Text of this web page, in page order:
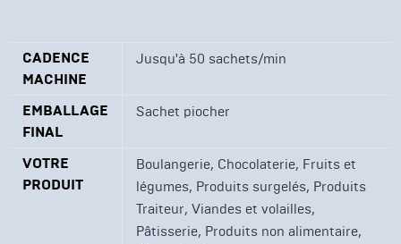
CADENCE
MACHINE
Jusqu'à 50 sachets/min
EMBALLAGE
FINAL
Sachet piocher
VOTRE
PRODUIT
Boulangerie, Chocolaterie, Fruits et
légumes, Produits surgelés, Produits
Traiteur, Viandes et volailles,
Pâtisserie, Produits non alimentaire,